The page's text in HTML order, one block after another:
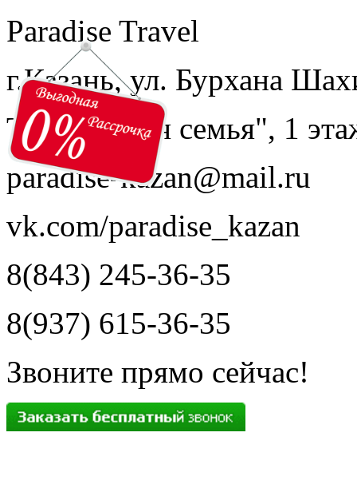
Paradise Travel
г.Казань, ул. Бурхана
ТЦ "Модная семья", 1
paradise-kazan@mail.ru
vk.com/paradise_kazan
8(843) 245-36-35
8(937) 615-36-35
Звоните прямо сейчас!